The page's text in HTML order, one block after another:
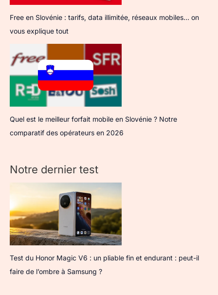
Free en Slovénie : tarifs, data illimitée, réseaux mobiles… on
vous explique tout
Quel est le meilleur forfait mobile en Slovénie ? Notre
comparatif des opérateurs en 2026
Notre dernier test
Test du Honor Magic V6 : un pliable fin et endurant : peut-il
faire de l’ombre à Samsung ?